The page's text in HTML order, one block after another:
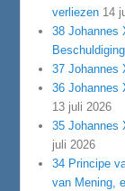
verliezen 14
38 Johannes
37 Johannes
36 Johannes
13 juli 2026
35 Johannes
juli 2026
34 Principe
van Mening,